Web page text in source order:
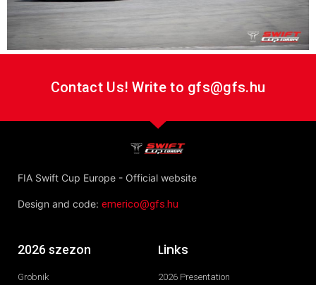
Contact Us! Write to gfs@gfs.hu
FIA Swift Cup Europe - Official website
Design and code: emerico@gfs.hu
2026 szezon
Grobnik
Links
2026 Presentation